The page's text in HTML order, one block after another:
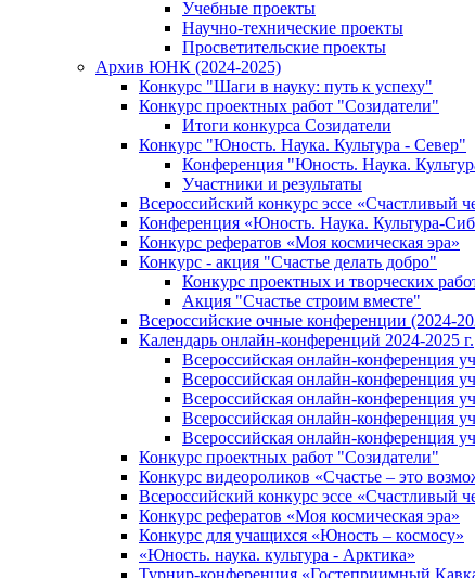
Учебные проекты
Научно-технические проекты
Просветительские проекты
Архив ЮНК (2024-2025)
Конкурс "Шаги в науку: путь к успеху"
Конкурс проектных работ "Созидатели"
Итоги конкурса Созидатели
Конкурс "Юность. Наука. Культура - Север"
Конференция "Юность. Наука.
Участники и результаты
Всероссийский конкурс эссе «Счастливый
Конференция «Юность. Наука. Культура-
Конкурс рефератов «Моя космическая эра»
Конкурс - акция "Счастье делать добро"
Конкурс проектных и творческих
Акция "Счастье строим вместе"
Всероссийские очные конференции (2024-
Календарь онлайн-конференций 2024-2025 г.
Всероссийская онлайн-конференция
Всероссийская онлайн-конференция
Всероссийская онлайн-конференция
Всероссийская онлайн-конференция
Всероссийская онлайн-конференция
Конкурс проектных работ "Созидатели"
Конкурс видеороликов «Счастье – это
Всероссийский конкурс эссе «Счастливый
Конкурс рефератов «Моя космическая эра»
Конкурс для учащихся «Юность – космосу»
«Юность. наука. культура - Арктика»
Турнир-конференция «Гостеприимный